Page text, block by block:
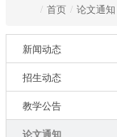
/ 首页 / 论文通知
新闻动态
招生动态
教学公告
论文通知